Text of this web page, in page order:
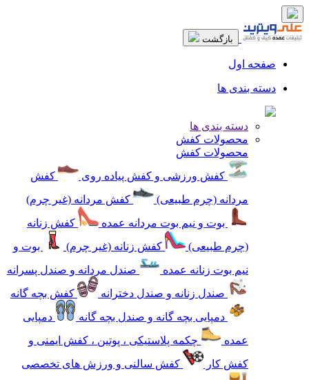
بازگشت
صفحه اول
دسته بندی ها
دسته بندی ها
محصولات کفش
محصولات کفش
کفش ورزشی و کفش پیاده روی
کفش
مردانه (چرم طبیعی)
کفش مردانه (غیر چرم)
بوت و نیم بوت مردانه عمده
کفش زنانه
(چرم طبیعی)
کفش زنانه (غیر چرم)
بوت و
نیم بوت زنانه عمده
صندل مردانه و صندل پسرانه
صندل زنانه و صندل دخترانه
کفش بچه گانه
دمپایی بچه گانه و صندل بچه گانه
دمپایی
عمده
چکمه پلاستیکی ، پوتین ، کفش ایمنی و
کفش کار
کفش سالنی و ورزش های تخصصی